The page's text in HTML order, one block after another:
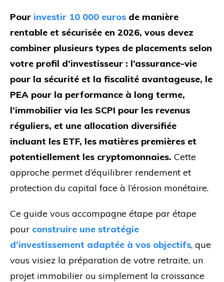
Pour investir 10 000 euros de manière
rentable et sécurisée en 2026, vous devez
combiner plusieurs types de placements selon
votre profil d’investisseur : l’assurance-vie
pour la sécurité et la fiscalité avantageuse, le
PEA pour la performance à long terme,
l’immobilier via les SCPI pour les revenus
réguliers, et une allocation diversifiée
incluant les ETF, les matières premières et
potentiellement les cryptomonnaies. Cette
approche permet d’équilibrer rendement et
protection du capital face à l’érosion monétaire.
Ce guide vous accompagne étape par étape
pour construire une stratégie
d’investissement adaptée à vos objectifs, que
vous visiez la préparation de votre retraite, un
projet immobilier ou simplement la croissance